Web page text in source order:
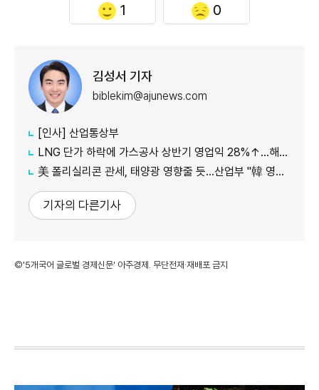
1 0
김성서 기자
biblekim@ajunews.com
[인사] 산업통상부
LNG 단가 하락에 가스공사 상반기 영업익 28%↑…해외사업 호조도 한몫
美 폴리실리콘 관세, 태양광 영향줄 듯…산업부 "韓 영향 최소화 협의"
기자의 다른기사
©'5개국어 글로벌 경제신문' 아주경제. 무단전재·재배포 금지